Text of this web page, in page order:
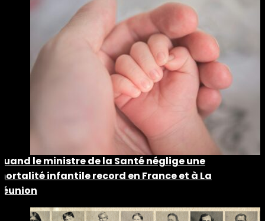
le ministre de la Santé néglige une
infantile record en France et à La